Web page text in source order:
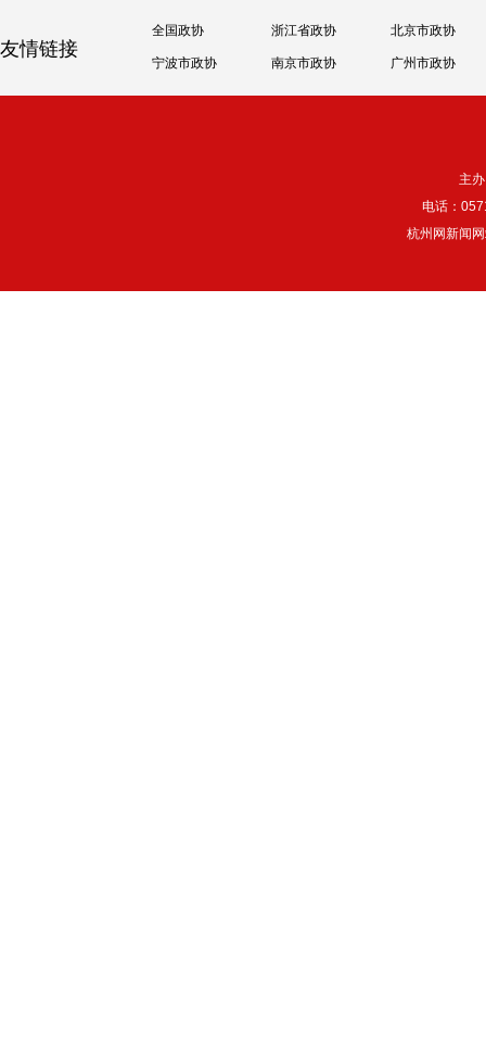
友情链接
全国政协 浙江省政协 北京市政协
宁波市政协 南京市政协 广州市政协
主
电话：
杭州网新闻